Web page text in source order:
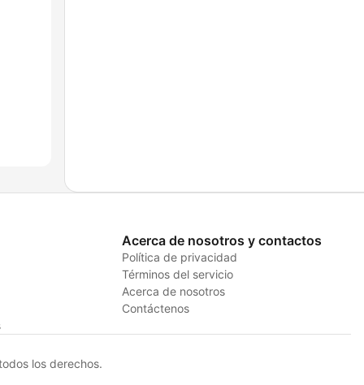
Acerca de nosotros y contactos
Política de privacidad
Términos del servicio
Acerca de nosotros
Contáctenos
los derechos.